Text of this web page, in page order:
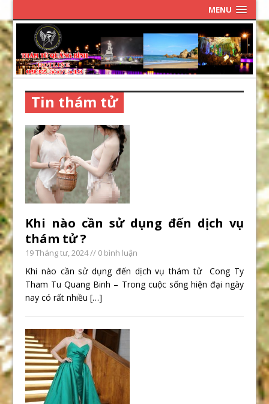
MENU
Tin thám tử
Khi nào cần sử dụng đến dịch vụ
thám tử ?
19 Tháng tư, 2024// 0 bình luận
Khi nào cần sử dụng đến dịch vụ thám tử Cong Ty
Tham Tu Quang Binh – Trong cuộc sống hiện đại ngày
nay có rất nhiều[…]